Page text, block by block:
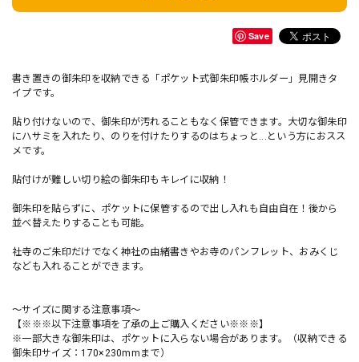
Save
書き置きの御朱印を収納できる「ポケット式御朱印帳ホルダー」見開きタ
イプです。
貼り付けないので、御朱印が汚れることもなく保管できます。大切な御朱印
にハサミを入れたり、のりを付けたりするのはちょっと...という方におスス
メです。
貼付けが難しい切り絵の御朱印もキレイに収納！
御朱印を貼らずに、ポケットに保管するので出し入れも自由自在！後から
並べ替えたりすることも可能。
社寺のご朱印だけでなく神社の由緒書きやお寺のパンフレット、おみくじ
なども入れることができます。
〜サイズに関する注意事項〜
【※※※以下注意事項を了承の上ご購入ください※※※】
※一部大きな御朱印は、ポケットに入らない場合があります。（収納できる
御朱印サイズ：170×230mmまで）